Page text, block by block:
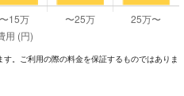
。ご利⽤の際の料⾦を保証するものではありま